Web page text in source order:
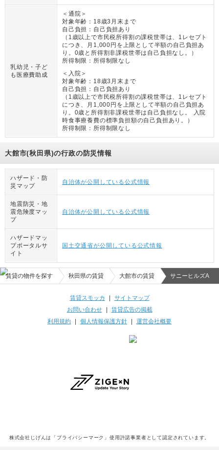
乳幼児・子ど
も医療費助成
＜通院＞
対象年齢： 18歳3月末まで
自己負担： 自己負担あり
（ 1歳以上で市民税所得割の課税世帯は、1レセプト
につき、月1,000円を上限として半額の自己負担あ
り。0歳と所得割非課税世帯は自己負担なし。
）
所得制限： 所得制限なし
＜入院＞
対象年齢： 18歳3月末まで
自己負担： 自己負担あり
（ 1歳以上で市民税所得割の課税世帯は、1レセプト
につき、月1,000円を上限として半額の自己負担あ
り。0歳と所得割非課税世帯は自己負担なし。 入院
時食事療養費の標準負担額の自己負担あり。
）
所得制限： 所得制限なし
大館市(秋田県)の行政の防災情報
ハザード・防
災マップ
自治体が公開している公式情報
地震防災・地
震危険度マッ
プ
自治体が公開している公式情報
ハザードマッ
プポータルサ
イト
国土交通省が公開している公式情報
賃貸の物件を探す 秋田県の賃貸 大館市の賃貸 サニーヒルズA
賃貸スモッカ
サイトマップ
お問い合わせ| 賃貸広告の掲載
利用規約
個人情報保護方針 運営会社概要
株式会社じげんは「プライバシーマーク」使用許諾事業者として認定されています。